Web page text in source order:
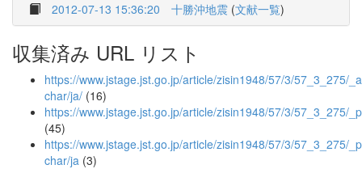
2012-07-13 15:36:20 十勝沖地震 (文献一覧)
収集済み URL リスト
https://www.jstage.jst.go.jp/article/zisin1948/57/3/57_3_275/
char/ja/ (16)
https://www.jstage.jst.go.jp/article/zisin1948/57/3/57_3_275/
(45)
https://www.jstage.jst.go.jp/article/zisin1948/57/3/57_3_275/
char/ja (3)